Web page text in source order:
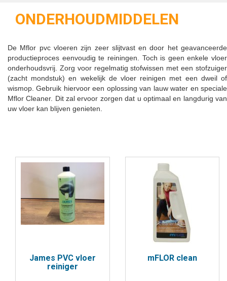
ONDERHOUDMIDDELEN
De Mflor pvc vloeren zijn zeer slijtvast en door het geavanceerde
productieproces eenvoudig te reiningen. Toch is geen enkele vloer
onderhoudsvrij. Zorg voor regelmatig stofwissen met een stofzuiger
(zacht mondstuk) en wekelijk de vloer reinigen met een dweil of
wismop. Gebruik hiervoor een oplossing van lauw water en speciale
Mflor Cleaner. Dit zal ervoor zorgen dat u optimaal en langdurig van
uw vloer kan blijven genieten.
James PVC vloer
reiniger
mFLOR clean